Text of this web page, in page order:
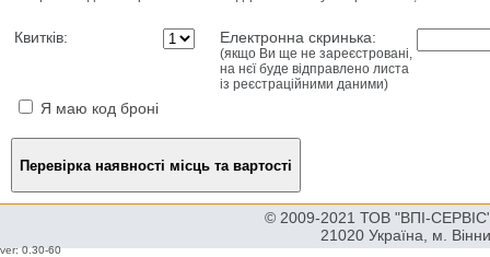
Квитків: Електронна скринька:
(якщо Ви ще не зареєстровані,
на нєї буде відправлено листа
із реєстраційними даними)
Я маю код броні
© 2009-2021 ТОВ "ВПІ-
21020 Україна, м.
ver: 0.30-60